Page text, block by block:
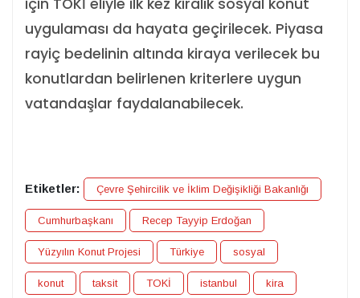
uygulaması da hayata geçirilecek. Piyasa
rayiç bedelinin altında kiraya verilecek bu
konutlardan belirlenen kriterlere uygun
vatandaşlar faydalanabilecek.
Etiketler: Çevre Şehircilik ve İklim Değişikliği Bakanlığı
Cumhurbaşkanı Recep Tayyip Erdoğan
Yüzyılın Konut Projesi Türkiye sosyal
konut taksit TOKİ istanbul kira